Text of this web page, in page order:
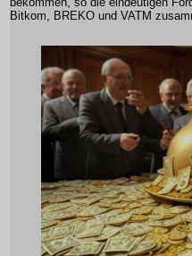
Bitkom, BREKO und VATM